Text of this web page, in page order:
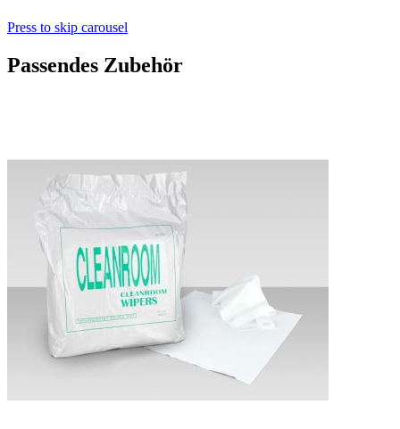
Press to skip carousel
Passendes Zubehör